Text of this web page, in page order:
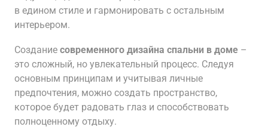
в едином стиле и гармонировать с остальным
интерьером.
Создание современного дизайна спальни в доме –
это сложный, но увлекательный процесс. Следуя
основным принципам и учитывая личные
предпочтения, можно создать пространство,
которое будет радовать глаз и способствовать
полноценному отдыху.